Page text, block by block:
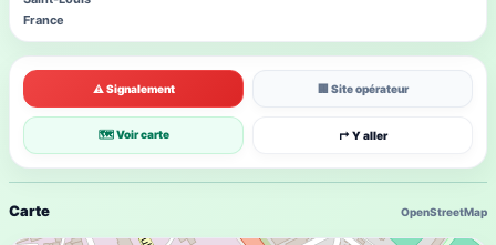
Carte OpenStreetMap
⚠ Signalement 🏢 Site opérateur
🗺 Voir carte ↱ Y aller
France